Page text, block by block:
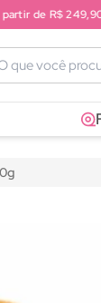
região
de R$ 249,90